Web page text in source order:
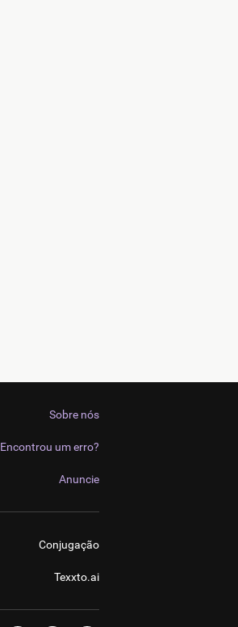
Sobre nós
Encontrou um erro?
Anuncie
Conjugação
Texxto.ai